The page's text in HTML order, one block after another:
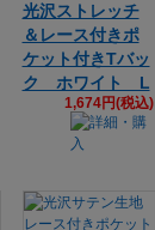
光沢ストレッチ
＆レース付きポ
ケット付きTバッ
ク ホワイト L
1,674円(税込)